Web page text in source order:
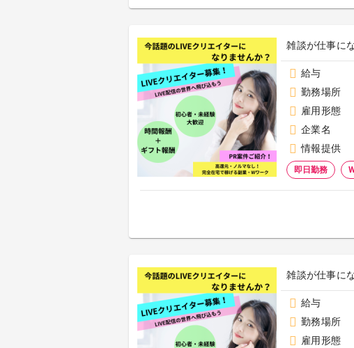
雑談が仕事に
給与
勤務場所
雇用形態
企業名
情報提供
即日勤務
雑談が仕事に
給与
勤務場所
雇用形態